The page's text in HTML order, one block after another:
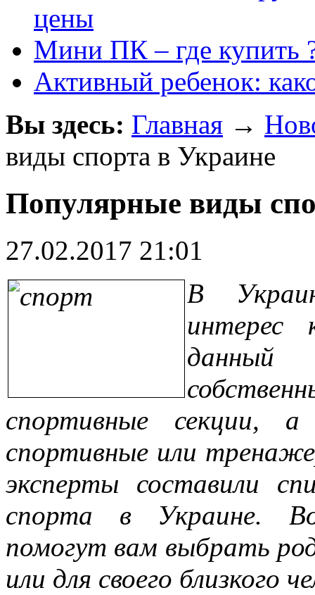
цены
Мини ПК – где купить
Активный ребенок:
Вы здесь: Главная →
виды спорта в Украине
Популярные виды
27.02.2017 21:01
В
спортивные
спортивные или
эксперты составили
спорта в Украине.
помогут вам выбрать
или для своего близкого